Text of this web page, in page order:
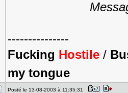
---------------
Fucking Hostile /
my tongue
Posté le 13-08-2003 à 11:35:31